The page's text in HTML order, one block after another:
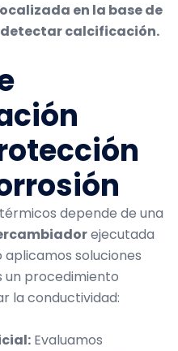
en la base de
calcificación.
depende de una
ejecutada
aplicamos soluciones
un procedimiento
la conductividad:
Evaluamos